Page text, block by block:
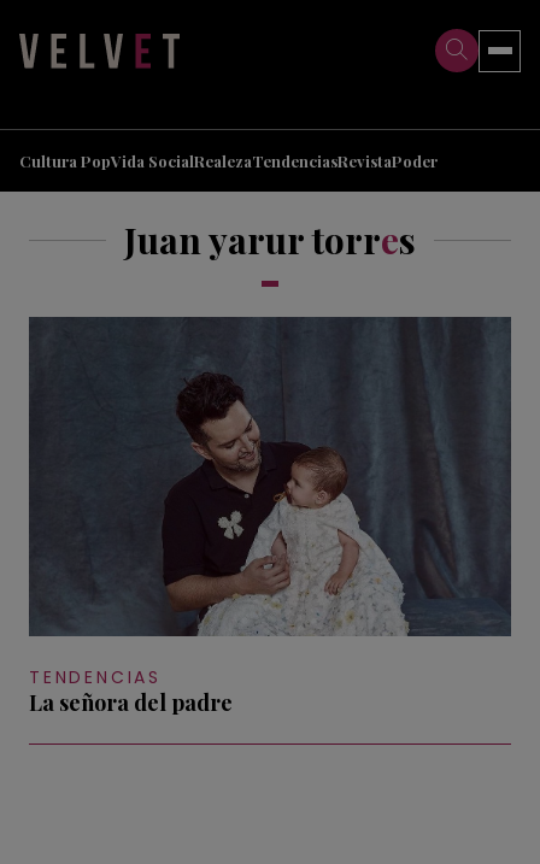
Cultura PopVida SocialRealezaTendenciasRevistaPoder
Juan yarur torres
TENDENCIAS
La señora del padre